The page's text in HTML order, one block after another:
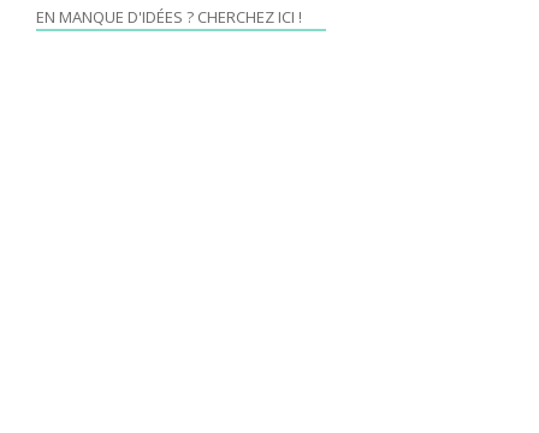
EN MANQUE D'IDÉES ? CHERCHEZ ICI !